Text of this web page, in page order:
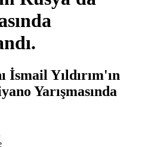
İsmail Yıldırım'ın
Yarışmasında